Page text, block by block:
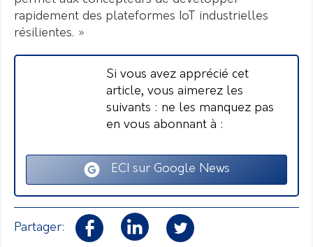
rapidement des plateformes IoT industrielles
résilientes. »
Si vous avez apprécié cet
article, vous aimerez les
suivants : ne les manquez pas
en vous abonnant à :
ECI sur Google News
Partager: